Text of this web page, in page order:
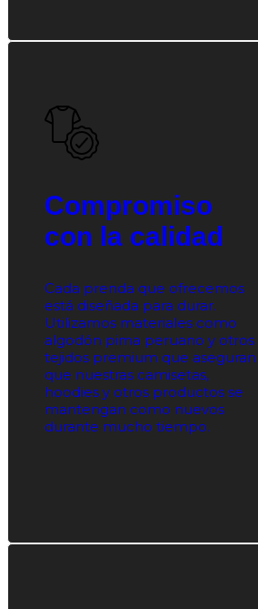
Compromiso
con la calidad
Cada prenda que ofrecemos
está diseñada para durar.
Utilizamos materiales como
algodón pima peruano y otros
tejidos premium que aseguran
que nuestras camisetas,
hoodies y otros productos se
mantengan como nuevos
durante mucho tiempo.